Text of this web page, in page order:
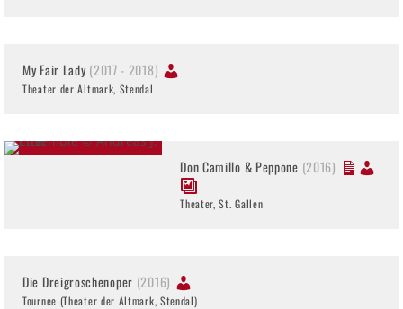
My Fair Lady(2017 - 2018)
Theater der Altmark, Stendal
Don Camillo & Peppone (2016)
Theater, St. Gallen
Die Dreigroschenoper (2016)
Tournee (Theater der Altmark, Stendal)